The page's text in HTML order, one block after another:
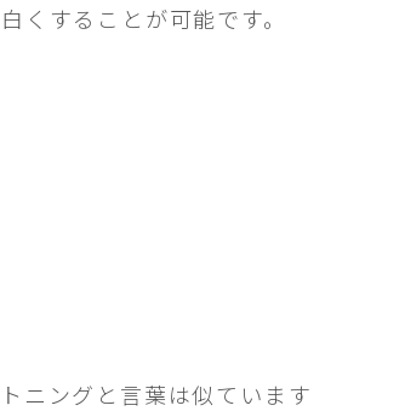
くすることが可能です。
ニングと言葉は似ています